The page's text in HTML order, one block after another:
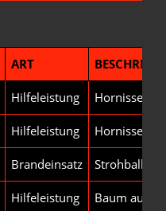
ART
Hilfeleistung Hornissen-/
Hilfeleistung Hornissen-/
Brandeinsatz Strohballen
Hilfeleistung Baum auf